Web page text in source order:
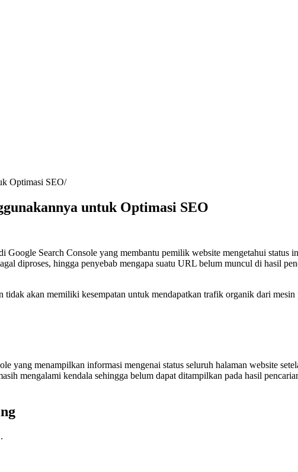
Optimasi SEO
untuk Optimasi SEO
Google Search Console yang membantu pemilik website mengetahui status
diproses, hingga penyebab mengapa suatu URL belum muncul di hasil
akan memiliki kesempatan untuk mendapatkan trafik organik dari mesin
yang menampilkan informasi mengenai status seluruh halaman website
mengalami kendala sehingga belum dapat ditampilkan pada hasil